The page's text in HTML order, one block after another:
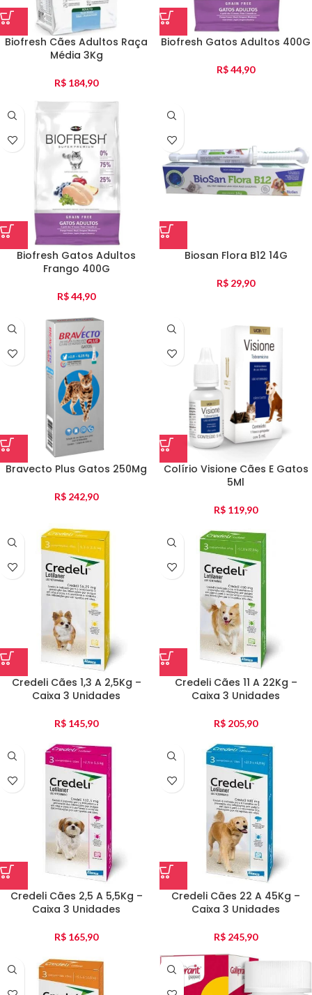
Biofresh Cães Adultos Raça
Média 3Kg
R$ 184,90
Biofresh Gatos Adultos 400G
R$44,90
Biofresh Gatos Adultos
Frango 400G
R$44,90
Biosan Flora B12 14G
R$ 29,90
Bravecto Plus Gatos 250Mg
R$ 242,90
Colírio Visione Cães E Gatos
5Ml
R$ 119,90
Credeli Cães 1,3 A 2,5Kg –
Caixa 3 Unidades
R$ 145,90
Credeli Cães 11 A 22Kg –
Caixa 3 Unidades
R$ 205,90
Credeli Cães 2,5 A 5,5Kg –
Caixa 3 Unidades
R$ 165,90
Credeli Cães 22 A 45Kg –
Caixa 3 Unidades
R$ 245,90